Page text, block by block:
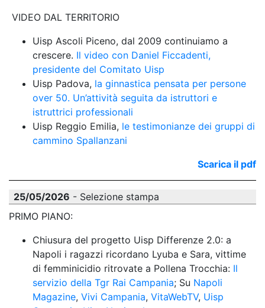
VIDEO DAL TERRITORIO
Uisp Ascoli Piceno, dal 2009 continuiamo a
crescere. Il video con Daniel Ficcadenti,
presidente del Comitato Uisp
Uisp Padova, la ginnastica pensata per persone
over 50. Un’attività seguita da istruttori e
istruttrici professionali
Uisp Reggio Emilia, le testimonianze dei gruppi di
cammino Spallanzani
Scarica il pdf
25/05/2026 - Selezione stampa
PRIMO PIANO:
Chiusura del progetto Uisp Differenze 2.0: a
Napoli i ragazzi ricordano Lyuba e Sara, vittime
di femminicidio ritrovate a Pollena Trocchia: Il
servizio della Tgr Rai Campania; Su Napoli
Magazine, Vivi Campania, VitaWebTV, Uisp